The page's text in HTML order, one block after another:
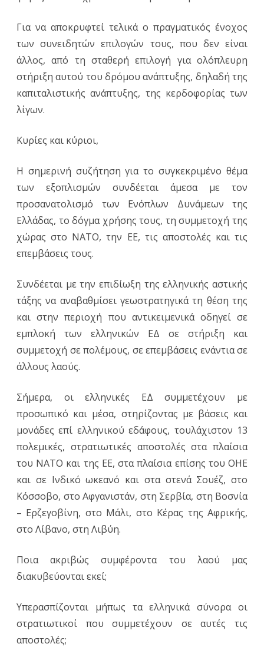
Για να αποκρυφτεί τελικά ο πραγματικός ένοχος
των συνειδητών επιλογών τους, που δεν είναι
άλλος, από τη σταθερή επιλογή για ολόπλευρη
στήριξη αυτού του δρόμου ανάπτυξης, δηλαδή της
καπιταλιστικής ανάπτυξης, της κερδοφορίας των
λίγων.
Κυρίες και κύριοι,
Η σημερινή συζήτηση για το συγκεκριμένο θέμα
των εξοπλισμών συνδέεται άμεσα με τον
προσανατολισμό των Ενόπλων Δυνάμεων της
Ελλάδας, το δόγμα χρήσης τους, τη συμμετοχή της
χώρας στο NATO, την ΕΕ, τις αποστολές και τις
επεμβάσεις τους.
Συνδέεται με την επιδίωξη της ελληνικής αστικής
τάξης να αναβαθμίσει γεωστρατηγικά τη θέση της
και στην περιοχή που αντικειμενικά οδηγεί σε
εμπλοκή των ελληνικών ΕΔ σε στήριξη και
συμμετοχή σε πολέμους, σε επεμβάσεις ενάντια σε
άλλους λαούς.
Σήμερα, οι ελληνικές ΕΔ συμμετέχουν με
προσωπικό και μέσα, στηρίζοντας με βάσεις και
μονάδες επί ελληνικού εδάφους, τουλάχιστον 13
πολεμικές, στρατιωτικές αποστολές στα πλαίσια
του NATO και της ΕΕ, στα πλαίσια επίσης του ΟΗΕ
και σε Ινδικό ωκεανό και στα στενά Σουέζ, στο
Κόσσοβο, στο Αφγανιστάν, στη Σερβία, στη Βοσνία
– Ερζεγοβίνη, στο Μάλι, στο Κέρας της Αφρικής,
στο Λίβανο, στη Λιβύη.
Ποια ακριβώς συμφέροντα του λαού μας
διακυβεύονται εκεί;
Υπερασπίζονται μήπως τα ελληνικά σύνορα οι
στρατιωτικοί που συμμετέχουν σε αυτές τις
αποστολές;